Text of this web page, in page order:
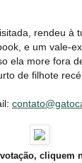
rendeu à
e um vale-
ela more fora
de filhote
cliquem